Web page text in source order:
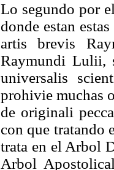
Lo segundo por
donde estan
artis brevis
Raymundi Lulii,
universalis
prohivie muchas
de originali
con que tratando
trata en el Arbol
Arbol